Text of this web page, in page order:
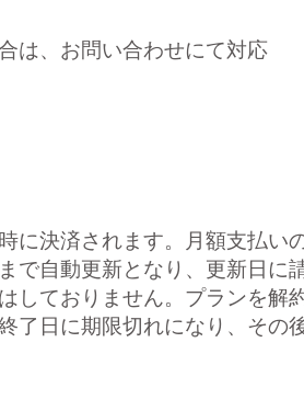
は、お問い合わせにて対応
に決済されます。月額支払い
で自動更新となり、更新日に
しておりません。プランを解
了日に期限切れになり、その